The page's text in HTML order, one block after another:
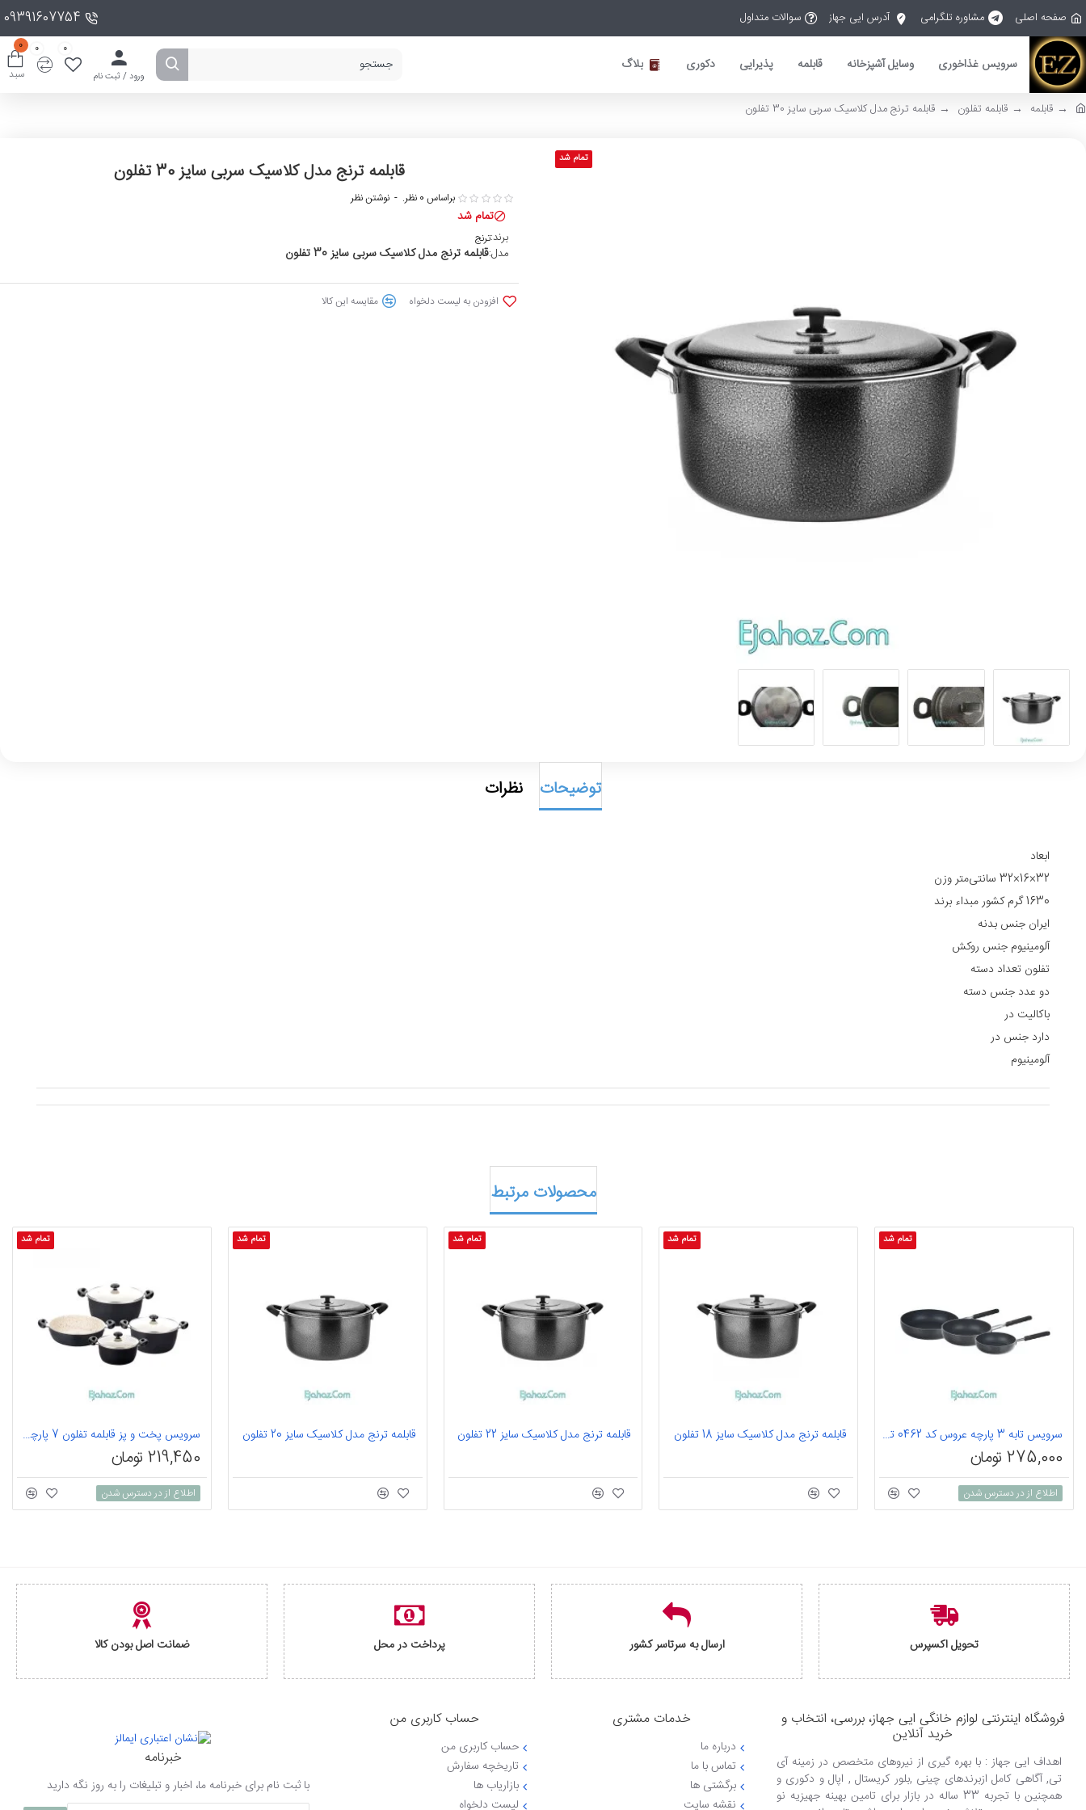
صفحه اصلی مشاوره تلگرامی آدرس ایی جهاز سوالات متداول 09391607754
سرویس غذاخوری وسایل آشپزخانه قابلمه پذیرایی دکوری بلاگ
ورود / ثبت نام
0
0
سبد
0
قابلمه قابلمه تفلون قابلمه ترنج مدل کلاسیک سربی سایز 30 تفلون
تمام شد قابلمه ترنج مدل کلاسیک سربی سایز 30 تفلون
تمام شد
برند:ترنج
مدل:قابلمه ترنج مدل کلاسیک سربی سایز 30 تفلون
براساس 0 نظر. - نوشتن نظر
افزودن به لیست دلخواه مقایسه این کالا
توضیحات نظرات
ابعاد
32×16×32 سانتی‌متر وزن
1630 گرم کشور مبداء برند
ایران جنس بدنه
آلومینیوم جنس روکش
تفلون تعداد دسته
دو عدد جنس دسته
باکالیت در
دارد جنس در
آلومینیوم
محصولات مرتبط
تمام شد
سرویس تابه 3 پارچه عروس کد 0462 تفلون
275,000 تومان
اطلاع از در دسترس شدن
تمام شد
قابلمه ترنج مدل کلاسیک سایز 18 تفلون
تمام شد
قابلمه ترنج مدل کلاسیک سایز 22 تفلون
تمام شد
قابلمه ترنج مدل کلاسیک سایز 20 تفلون
تمام شد
سرویس پخت و پز قابلمه تفلون 7 پارچه مدل گرانیتی
219,450 تومان
اطلاع از در دسترس شدن
تحویل اکسپرس ارسال به سرتاسر کشور پرداخت در محل ضمانت اصل بودن کالا
فروشگاه اینترنتی لوازم خانگی ایی جهاز، بررسی، انتخاب و
خرید آنلاین
اهداف ایی جهاز : با بهره گیری از نیروهای متخصص در زمینه آی
تی, آگاهی کامل ازبرندهای چینی ,بلور کریستال , اپال و دکوری و
همچنین با تجربه 33 ساله در بازار برای تامین بهینه جهیزیه نو
خدمات مشتری
درباره ما
تماس با ما
برگشتی ها
نقشه سایت
حساب کاربری من
حساب کاربری من
تاریخچه سفارش
بازاریاب ها
لیست دلخواه
خبرنامه
با ثبت نام برای خبرنامه ما، اخبار و تبلیغات را به روز نگه دارید